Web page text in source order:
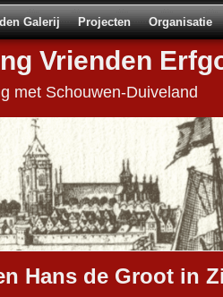
Galerij Projecten Organisatie
Vrienden
met Schouwen-Duiveland
Hans de Groot in